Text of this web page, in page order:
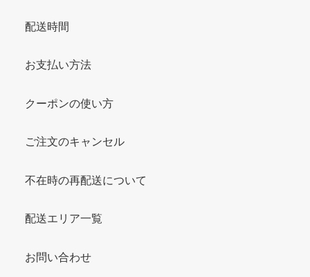
配送時間
お支払い方法
クーポンの使い方
ご注文のキャンセル
不在時の再配送について
配送エリア一覧
お問い合わせ